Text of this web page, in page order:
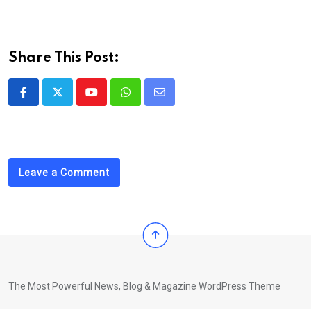
Share This Post:
YoutubeWhatsappShare
Leave a Comment
The Most Powerful News, Blog & Magazine WordPress Theme